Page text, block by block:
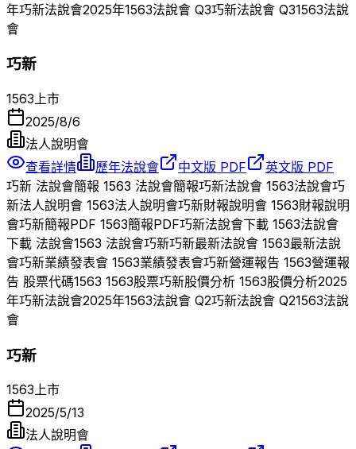
年巧新法說會2025年1563法說會 Q3巧新法說會 Q31563法說
會
巧新
1563 上市
2025/8/6
法人說明會
查看詳情
歷年法說會 中文版 PDF
英文版 PDF
巧新 法說會簡報 1563 法說會簡報巧新法說會 1563法說會巧
新法人說明會 1563法人說明會巧新財報說明會 1563財報說明
會巧新簡報PDF 1563簡報PDF巧新法說會下載 1563法說會
下載 法說會1563 法說會巧新巧新最新法說會 1563最新法說
會巧新業績發表會 1563業績發表會巧新營運報告 1563營運報
告 股票代碼1563 1563股票巧新股價分析 1563股價分析2025
年巧新法說會2025年1563法說會 Q2巧新法說會 Q21563法說
會
巧新
1563上市
2025/5/13
法人說明會